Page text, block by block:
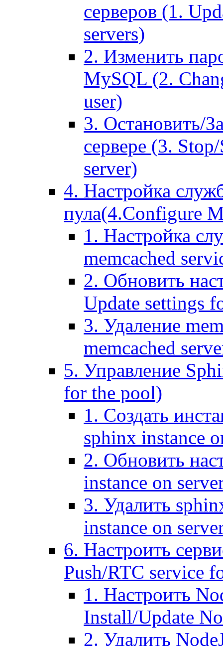
серверов (1.
servers)
2. Изменить
MySQL (2.
user)
3. Остановить/
сервере (3.
server)
4. Настройка
пула(4.Configure
1. Настройка
memcached
2. Обновить
Update settings
3. Удаление
memcached
5. Управление
for the pool)
1. Создать
sphinx instance
2. Обновить
instance on
3. Удалить
instance on
6. Настроить
Push/RTC service
1. Настроить
Install/Update
2. Удалить